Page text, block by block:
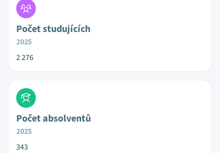
Počet studujících
2025
2 276
Počet absolventů
2025
343